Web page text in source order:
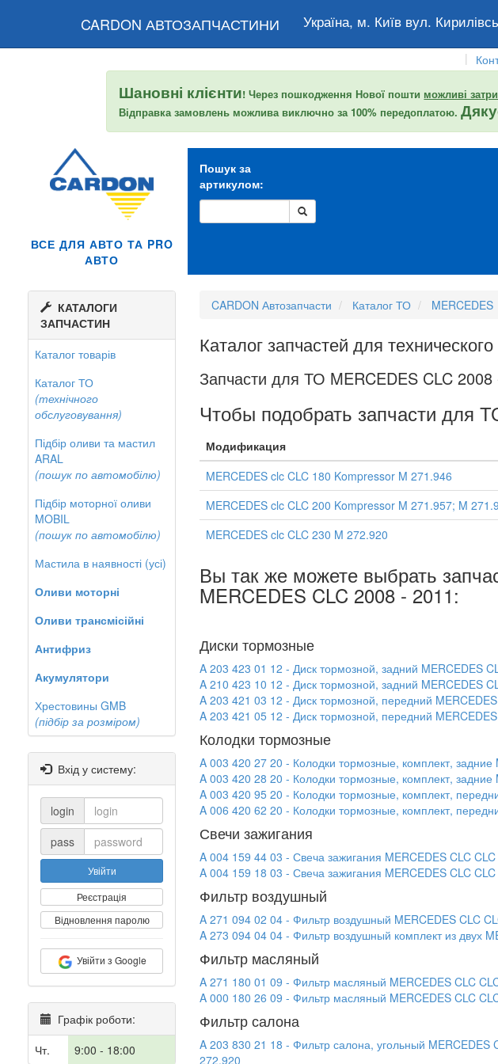
CARDON АВТОЗАПЧАСТИНИ Україна, м. Київ вул.
|
Шановні клієнти! Через пошкодження Нової пошти можливі
Відправка замовлень можлива виключно за 100% передоплатою.
ВСЕ ДЛЯ АВТО ТА PRO
АВТО
Пошук за
артикулом:
КАТАЛОГИ
ЗАПЧАСТИН
Каталог товарів
Каталог ТО
(технічного
обслуговування)
Підбір оливи та мастил
ARAL
(пошук по автомобілю)
Підбір моторної оливи
MOBIL
(пошук по автомобілю)
Мастила в наявності (усі)
Оливи моторні
Оливи трансмісійні
Антифриз
Акумулятори
Хрестовины GMB
(підбір за розміром)
Вхід у систему:
login
pass
Увійти
Реєстрація
Відновлення паролю
Увійти з Google
Графік роботи:
Чт.
9:00 - 18:00
CARDON Автозапчасти Каталог ТО MERCEDES
Каталог запчастей для
Запчасти для ТО MERCEDES CLC 2008
Чтобы подобрать запчасти для
Модификация
MERCEDES clc CLC 180 Kompressor M 271.946
MERCEDES clc CLC 200 Kompressor M 271.957; M
MERCEDES clc CLC 230 M 272.920
Вы так же можете выбрать
MERCEDES CLC 2008 - 2011:
Диски тормозные
A 203 423 01 12 - Диск тормозной, задний MERCEDES
A 210 423 10 12 - Диск тормозной, задний MERCEDES
A 203 421 03 12 - Диск тормозной, передний
A 203 421 05 12 - Диск тормозной, передний
Колодки тормозные
A 003 420 27 20 - Колодки тормозные, комплект,
A 003 420 28 20 - Колодки тормозные, комплект,
A 003 420 95 20 - Колодки тормозные, комплект,
A 006 420 62 20 - Колодки тормозные, комплект,
Свечи зажигания
A 004 159 44 03 - Свеча зажигания MERCEDES CLC
A 004 159 18 03 - Свеча зажигания MERCEDES CLC
Фильтр воздушный
A 271 094 02 04 - Фильтр воздушный MERCEDES CLC
A 273 094 04 04 - Фильтр воздушный комплект из двух
Фильтр масляный
A 271 180 01 09 - Фильтр масляный MERCEDES CLC
A 000 180 26 09 - Фильтр масляный MERCEDES CLC
Фильтр салона
A 203 830 21 18 - Фильтр салона, угольный
272.920